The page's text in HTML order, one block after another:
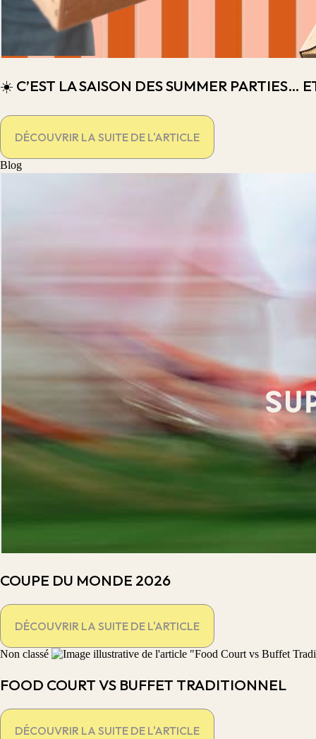
☀️ C’EST LA SAISON DES SUMMER PARTIES…
DÉCOUVRIR LA SUITE DE L'ARTICLE
Blog
COUPE DU MONDE 2026
DÉCOUVRIR LA SUITE DE L'ARTICLE
Non classé
FOOD COURT VS BUFFET TRADITIONNEL
DÉCOUVRIR LA SUITE DE L'ARTICLE